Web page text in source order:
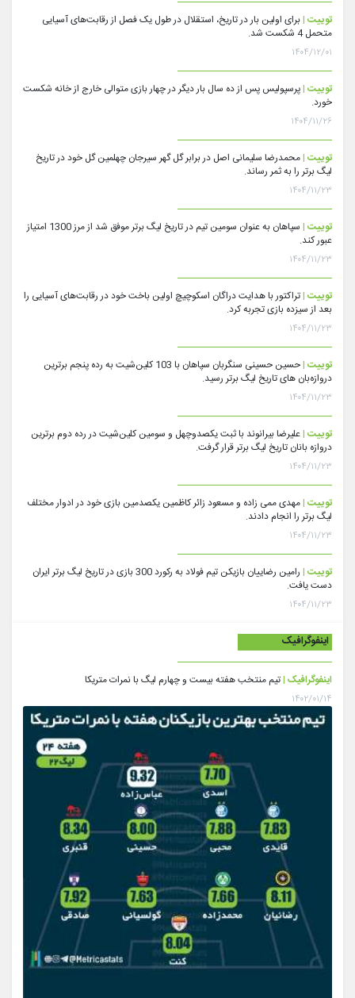
توییت |برای اولین بار در تاریخ، استقلال در طول یک فصل از رقابت‌های آسیایی
متحمل 4 شکست شد.
۱۴۰۴/۱۲/۰۱
توییت |پرسپولیس پس از ده سال بار دیگر در چهار بازی متوالی خارج از خانه شکست
خورد.
۱۴۰۴/۱۱/۲۶
توییت |محمدرضا سلیمانی اصل در برابر گل گهر سیرجان چهلمین گل خود در تاریخ
لیگ برتر را به ثمر رساند.
۱۴۰۴/۱۱/۲۳
توییت |
سپاهان به عنوان سومین تیم در تاریخ لیگ برتر موفق شد از مرز 1300 امتیاز
عبور کند.
۱۴۰۴/۱۱/۲۳
توییت |تراکتور با هدایت دراگان اسکوچیچ اولین باخت خود در رقابت‌های آسیایی را
بعد از سیزده بازی تجربه کرد.
۱۴۰۴/۱۱/۲۳
توییت |
حسین حسینی سنگربان سپاهان با 103 کلین‌شیت به رده پنجم برترین
دروازه‌بان های تاریخ لیگ برتر رسید.
۱۴۰۴/۱۱/۲۳
توییت |علیرضا بیرانوند با ثبت یکصدوچهل و سومین کلین‌شیت در رده دوم برترین
دروازه بانان تاریخ لیگ برتر قرار گرفت.
۱۴۰۴/۱۱/۲۳
توییت |مهدی ممی زاده و مسعود زائر کاظمین یکصدمین بازی خود در ادوار مختلف
لیگ برتر را انجام دادند.
۱۴۰۴/۱۱/۲۳
توییت |
رامین رضاییان بازیکن تیم فولاد به رکورد 300 بازی در تاریخ لیگ برتر ایران
دست یافت.
۱۴۰۴/۱۱/۲۳
اینفوگرافیک
اینفوگرافیک |تیم منتخب هفته بیست و چهارم لیگ با نمرات متریکا
۱۴۰۲/۰۱/۱۴